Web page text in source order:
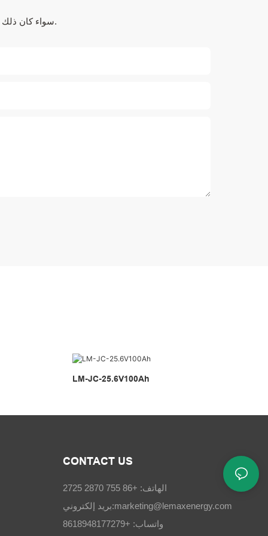
سواء كان ذلك يتعلق بالحلول المتطورة أو الدعم الشخصي أو التعاون السلس، فنحن هنا لنتجاوز توقعاتك.
LM-JC-25.6V100Ah
CONTACT US
الهاتف: +86 755 2870 2725
بريد إلكتروني:marketing@lemaxenergy.com
واتساب: +8618948177279